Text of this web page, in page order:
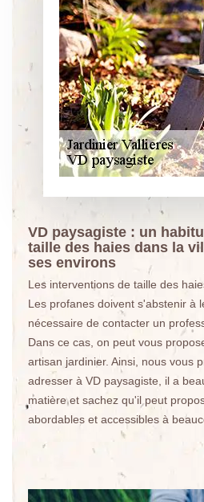
VD paysagiste : un
taille des haies dans la
ses environs
Les interventions de taille des
Les profanes doivent s'abstenir à
nécessaire de contacter un
Dans ce cas, on peut vous
artisan jardinier. Ainsi, nous vous
adresser à VD paysagiste, il a
matière et sachez qu'il peut
abordables et accessibles à